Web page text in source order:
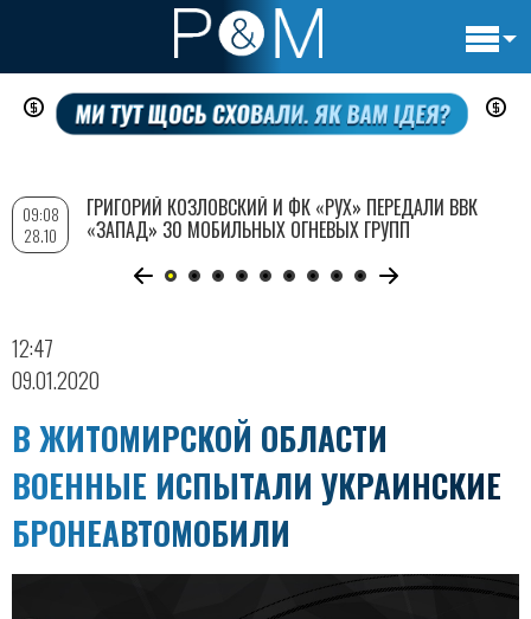
Перейти
содержанию
12:47
09.01.2020
В ЖИТОМИРСКОЙ ОБЛАСТИ
ВОЕННЫЕ ИСПЫТАЛИ УКРАИНСКИЕ
БРОНЕАВТОМОБИЛИ
09:08
28.10
ГРИГОРИЙ КОЗЛОВСКИЙ И ФК «РУХ» ПЕРЕДАЛИ ВВК
«ЗАПАД» 30 МОБИЛЬНЫХ ОГНЕВЫХ ГРУПП